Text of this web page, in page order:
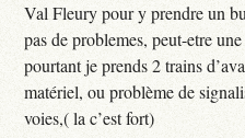
Val Fleury pour y prendre un
pas de problemes, peut-etre
pourtant je prends 2 trains
matériel, ou problème de
voies,( la c’est fort)